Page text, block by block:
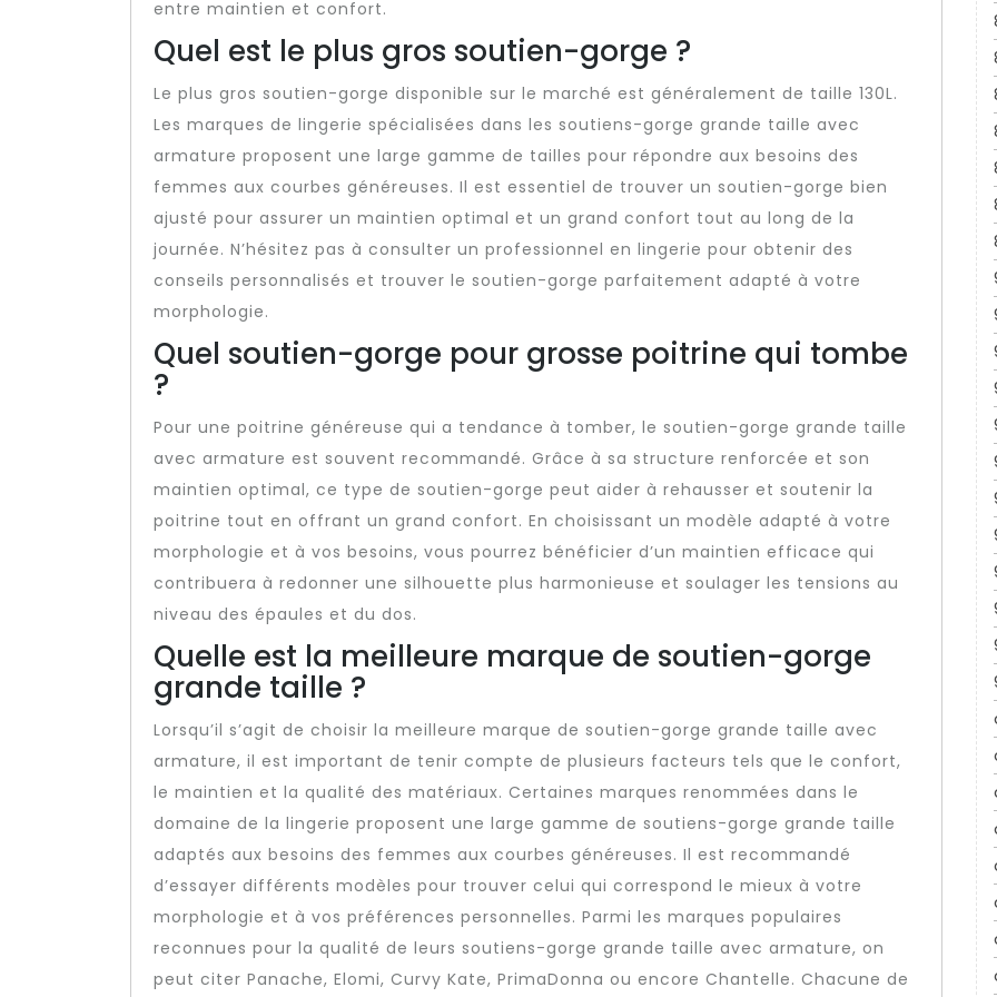
entre maintien et confort.
Quel est le plus gros soutien-gorge ?
Le plus gros soutien-gorge disponible sur le marché est généralement de taille 130L.
Les marques de lingerie spécialisées dans les soutiens-gorge grande taille avec
armature proposent une large gamme de tailles pour répondre aux besoins des
femmes aux courbes généreuses. Il est essentiel de trouver un soutien-gorge bien
ajusté pour assurer un maintien optimal et un grand confort tout au long de la
journée. N’hésitez pas à consulter un professionnel en lingerie pour obtenir des
conseils personnalisés et trouver le soutien-gorge parfaitement adapté à votre
morphologie.
Quel soutien-gorge pour grosse poitrine qui tombe
?
Pour une poitrine généreuse qui a tendance à tomber, le soutien-gorge grande taille
avec armature est souvent recommandé. Grâce à sa structure renforcée et son
maintien optimal, ce type de soutien-gorge peut aider à rehausser et soutenir la
poitrine tout en offrant un grand confort. En choisissant un modèle adapté à votre
morphologie et à vos besoins, vous pourrez bénéficier d’un maintien efficace qui
contribuera à redonner une silhouette plus harmonieuse et soulager les tensions au
niveau des épaules et du dos.
Quelle est la meilleure marque de soutien-gorge
grande taille ?
Lorsqu’il s’agit de choisir la meilleure marque de soutien-gorge grande taille avec
armature, il est important de tenir compte de plusieurs facteurs tels que le confort,
le maintien et la qualité des matériaux. Certaines marques renommées dans le
domaine de la lingerie proposent une large gamme de soutiens-gorge grande taille
adaptés aux besoins des femmes aux courbes généreuses. Il est recommandé
d’essayer différents modèles pour trouver celui qui correspond le mieux à votre
morphologie et à vos préférences personnelles. Parmi les marques populaires
reconnues pour la qualité de leurs soutiens-gorge grande taille avec armature, on
peut citer Panache, Elomi, Curvy Kate, PrimaDonna ou encore Chantelle. Chacune de